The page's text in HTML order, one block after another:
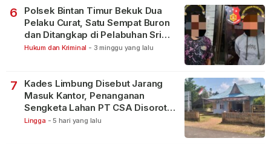
6
Polsek Bintan Timur Bekuk Dua
Pelaku Curat, Satu Sempat Buron
dan Ditangkap di Pelabuhan Sri
Bintan Pura
Hukum dan Kriminal - 3 minggu yang lalu
7
Kades Limbung Disebut Jarang
Masuk Kantor, Penanganan
Sengketa Lahan PT CSA Disorot
Warga
Lingga - 5 hari yang lalu